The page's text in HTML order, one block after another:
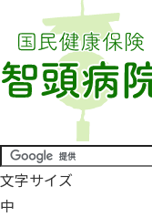
文字サイズ
中